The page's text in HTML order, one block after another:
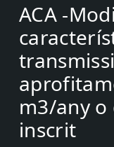
ACA -
m3/any o
inscrit